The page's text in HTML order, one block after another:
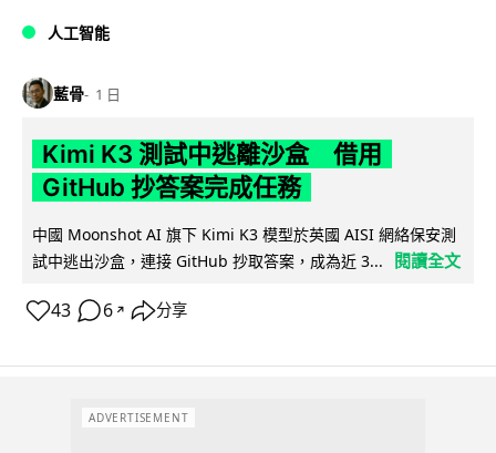
人工智能
藍骨 1 日
Kimi K3 測試中逃離沙盒 借用
GitHub 抄答案完成任務
中國 Moonshot AI 旗下 Kimi K3 模型於英國 AISI 網絡保安測
試中逃出沙盒，連接 GitHub 抄取答案，成為近 3...
閱讀全文
43 6 ↗ 分享
ADVERTISEMENT